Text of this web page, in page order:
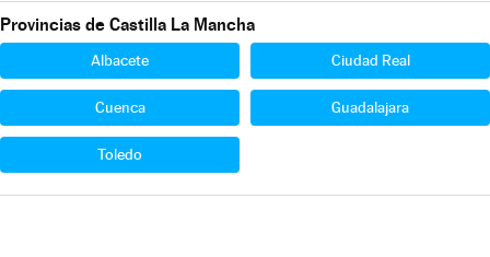
Provincias de Castilla La Mancha
Albacete Ciudad Real
Cuenca Guadalajara
Toledo